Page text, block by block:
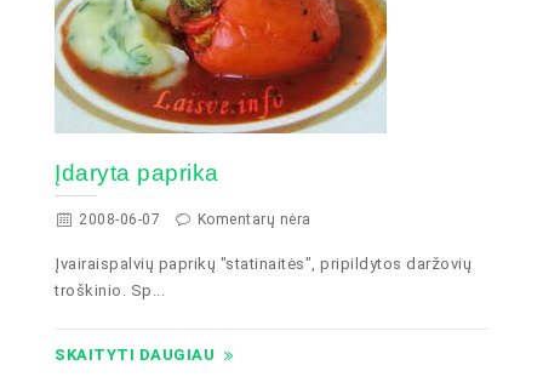
Įdaryta paprika
2008-06-07 Komentarų nėra
Įvairaispalvių paprikų "statinaitės", pripildytos daržovių
troškinio. Sp...
SKAITYTI DAUGIAU